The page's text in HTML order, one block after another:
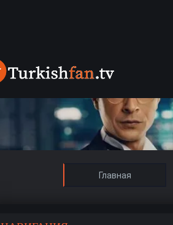
Главная